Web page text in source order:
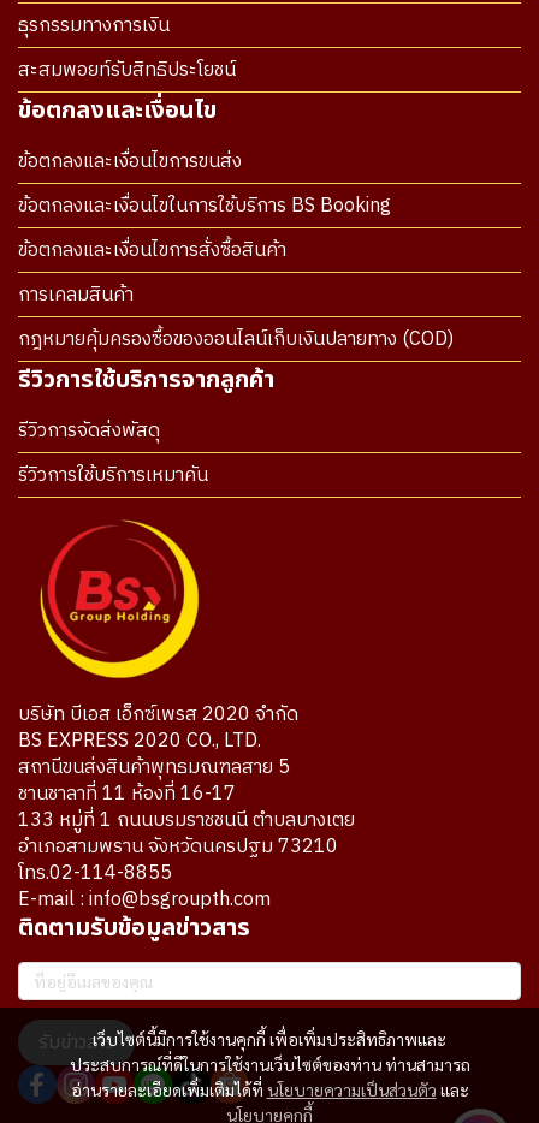
เว็บไซต์นี้มีการใช้งานคุกกี้ เพื่อเพิ่มประสิทธิภาพและ
ประสบการณ์ที่ดีในการใช้งานเว็บไซต์ของท่าน ท่านสามารถ
อ่านรายละเอียดเพิ่มเติมได้ที่ นโยบายความเป็นส่วนตัว และ
นโยบายคุกกี้
ธุรกรรมทางการเงิน
สะสมพอยท์รับสิทธิประโยชน์
ข้อตกลงและเงื่อนไข
ข้อตกลงและเงื่อนไขการขนส่ง
ข้อตกลงและเงื่อนไขในการใช้บริการ BS Booking
ข้อตกลงและเงื่อนไขการสั่งซื้อสินค้า
การเคลมสินค้า
กฎหมายคุ้มครองซื้อของออนไลน์เก็บเงินปลายทาง (COD)
รีวิวการใช้บริการจากลูกค้า
รีวิวการจัดส่งพัสดุ
รีวิวการใช้บริการเหมาคัน
บริษัท บีเอส เอ็กซ์เพรส 2020 จำกัด
BS EXPRESS 2020 CO., LTD.
สถานีขนส่งสินค้าพุทธมณฑลสาย 5
ชานชาลาที่ 11 ห้องที่ 16-17
133 หมู่ที่ 1 ถนนบรมราชชนนี ตำบลบางเตย
อำเภอสามพราน จังหวัดนครปฐม 73210
โทร.02-114-8855
E-mail : info@bsgroupth.com
ติดตามรับข้อมูลข่าวสาร
รับข่าวสาร